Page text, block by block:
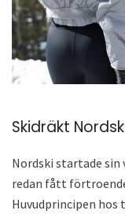
Skidräkt
Nordski startade
redan fått
Huvudprincipen